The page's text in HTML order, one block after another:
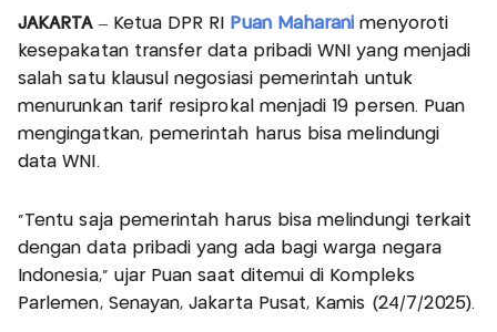
JAKARTA– Ketua DPR RI Puan Maharanimenyoroti
kesepakatan transfer data pribadi WNI yang menjadi
salah satu klausul negosiasi pemerintah untuk
menurunkan tarif resiprokal menjadi 19 persen. Puan
mengingatkan, pemerintah harus bisa melindungi
data WNI.
“Tentu saja pemerintah harus bisa melindungi terkait
dengan data pribadi yang ada bagi warga negara
Indonesia,” ujar Puan saat ditemui di Kompleks
Parlemen, Senayan, Jakarta Pusat, Kamis (24/7/2025).